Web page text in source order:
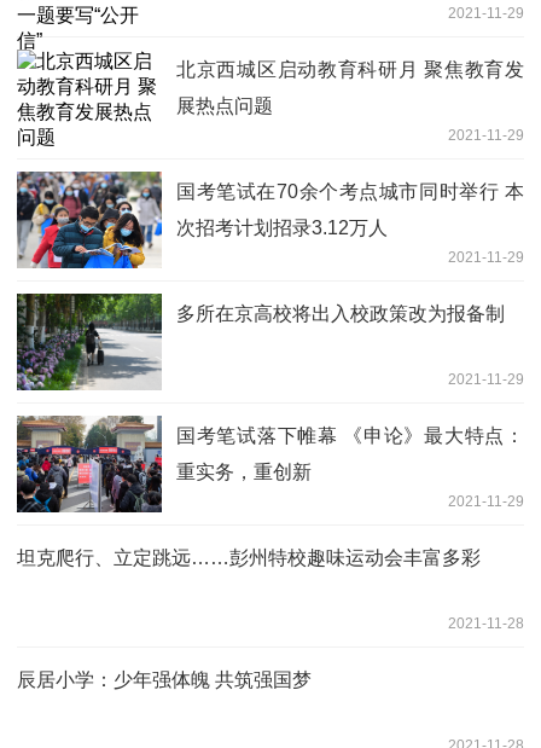
2021-11-29
北京西城区启动教育科研月 聚焦教育发
展热点问题
2021-11-29
国考笔试在70余个考点城市同时举行 本
次招考计划招录3.12万人
2021-11-29
多所在京高校将出入校政策改为报备制
2021-11-29
国考笔试落下帷幕 《申论》最大特点：
重实务，重创新
2021-11-29
坦克爬行、立定跳远……彭州特校趣味运动会丰富多彩
2021-11-28
辰居小学：少年强体魄 共筑强国梦